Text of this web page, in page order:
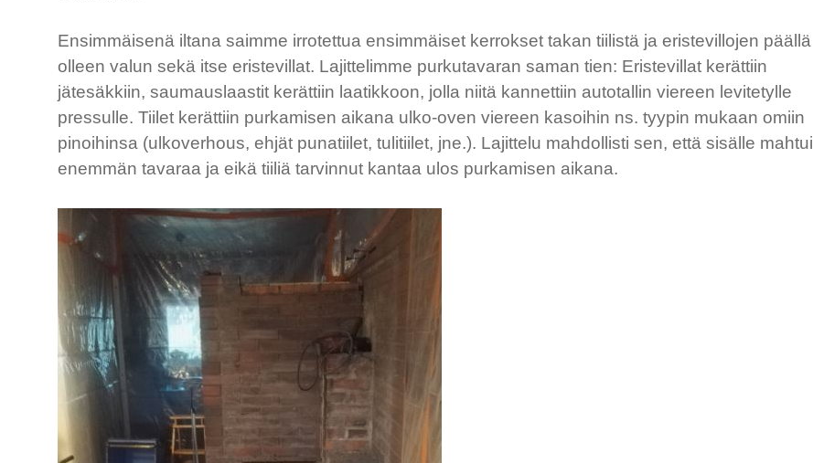
Ensimmäisenä iltana saimme irrotettua ensimmäiset kerrokset takan tiilistä ja eristevillojen päällä
olleen valun sekä itse eristevillat. Lajittelimme purkutavaran saman tien: Eristevillat kerättiin
jätesäkkiin, saumauslaastit kerättiin laatikkoon, jolla niitä kannettiin autotallin viereen levitetylle
pressulle. Tiilet kerättiin purkamisen aikana ulko-oven viereen kasoihin ns. tyypin mukaan omiin
pinoihinsa (ulkoverhous, ehjät punatiilet, tulitiilet, jne.). Lajittelu mahdollisti sen, että sisälle mahtui
enemmän tavaraa ja eikä tiiliä tarvinnut kantaa ulos purkamisen aikana.